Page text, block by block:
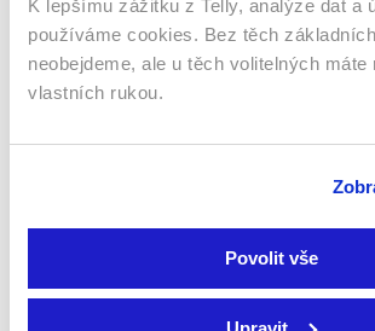
K lepšímu zážitku z Telly, analýze dat a
používáme cookies. Bez těch
neobejdeme, ale u těch volitelných máte
vlastních rukou.
Povolit vše
Filmy
Dětské